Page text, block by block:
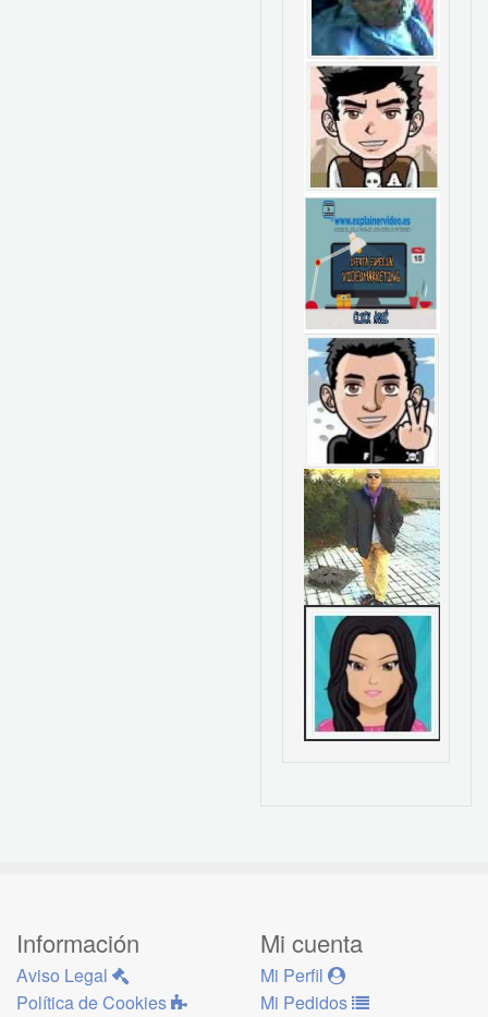
Información
Aviso Legal
Política de Cookies
Mi cuenta
Mi Perfil
Mi Pedidos